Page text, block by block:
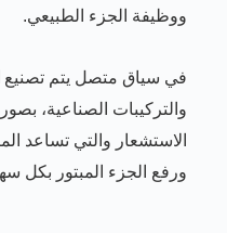
ووظيفة الجزء الطبيعي.
في سياق متصل يتم تصنيع
والتركيبات الصناعية،
الاستشعار والتي تساعد
ورفع الجزء المبتور بكل